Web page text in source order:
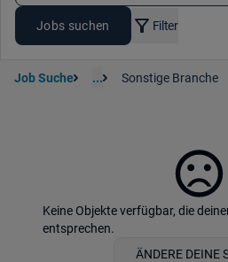
Jobs suchen Filter
Job Suche ... Sonstige Branche
Keine Objekte verfügbar, die
entsprechen.
ÄNDERE DEINE